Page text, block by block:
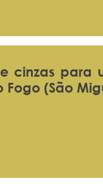
cinzas para
(São